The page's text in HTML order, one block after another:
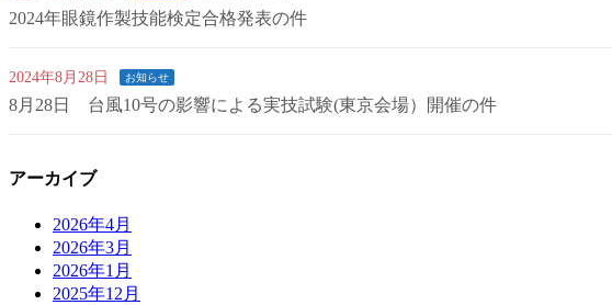
2024年眼鏡作製技能検定合格発表の件
2024年8月28日 お知らせ
8月28日 台風10号の影響による実技試験(東京会場）開催の件
アーカイブ
2026年4月
2026年3月
2026年1月
2025年12月